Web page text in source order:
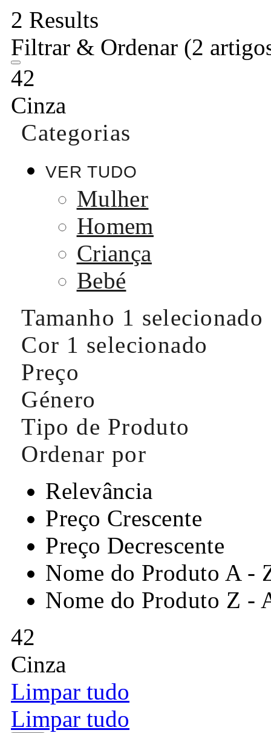
2 Results
Filtrar & Ordenar (2
42
Cinza
Categorias
VER TUDO
Mulher
Homem
Criança
Bebé
Tamanho 1 selecionado
Cor 1 selecionado
Preço
Género
Tipo de Produto
Ordenar por
Relevância
Preço Crescente
Preço Decrescente
Nome do Produto A -
Nome do Produto Z -
42
Cinza
Limpar tudo
Limpar tudo